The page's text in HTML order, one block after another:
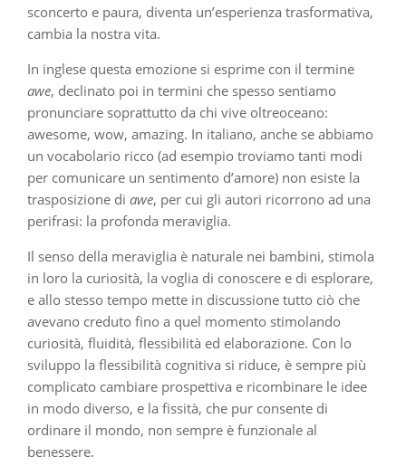
sconcerto e paura, diventa un’esperienza trasformativa,
cambia la nostra vita.
In inglese questa emozione si esprime con il termine
awe, declinato poi in termini che spesso sentiamo
pronunciare soprattutto da chi vive oltreoceano:
awesome, wow, amazing. In italiano, anche se abbiamo
un vocabolario ricco (ad esempio troviamo tanti modi
per comunicare un sentimento d’amore) non esiste la
trasposizione di awe, per cui gli autori ricorrono ad una
perifrasi: la profonda meraviglia.
Il senso della meraviglia è naturale nei bambini, stimola
in loro la curiosità, la voglia di conoscere e di esplorare,
e allo stesso tempo mette in discussione tutto ciò che
avevano creduto fino a quel momento stimolando
curiosità, fluidità, flessibilità ed elaborazione. Con lo
sviluppo la flessibilità cognitiva si riduce, è sempre più
complicato cambiare prospettiva e ricombinare le idee
in modo diverso, e la fissità, che pur consente di
ordinare il mondo, non sempre è funzionale al
benessere.